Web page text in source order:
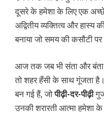
दूसरे के हमेशा के लिए एक
अद्वितीय व्यक्तित्व और
बनाया जो समय की कसौटी
आज तक जब भी संता और बंता
तो शहर हँसी के साथ गूंजता
बन गई हैं, जोपीढ़ी-दर-पीढ़ी
उनकी शरारती आत्मा हमेशा के